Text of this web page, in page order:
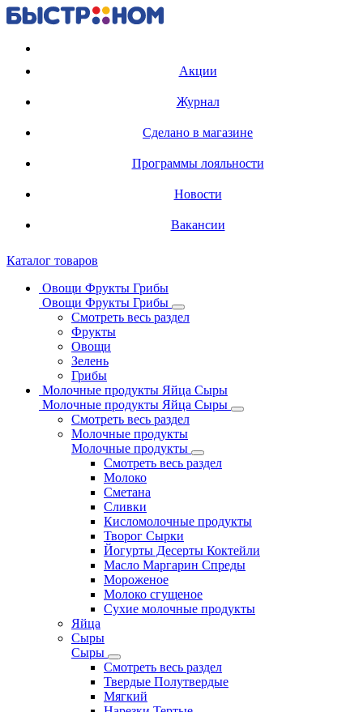
Акции
Журнал
Сделано в магазине
Программы лояльности
Новости
Вакансии
Каталог товаров
Овощи Фрукты Грибы
Овощи Фрукты Грибы
Смотреть весь раздел
Фрукты
Овощи
Зелень
Грибы
Молочные продукты Яйца Сыры
Молочные продукты Яйца Сыры
Смотреть весь раздел
Молочные продукты
Молочные продукты
Смотреть весь раздел
Молоко
Сметана
Сливки
Кисломолочные продукты
Творог Сырки
Йогурты Десерты Коктейли
Масло Маргарин Спреды
Мороженое
Молоко сгущеное
Сухие молочные продукты
Яйца
Сыры
Сыры
Смотреть весь раздел
Твердые Полутвердые
Мягкий